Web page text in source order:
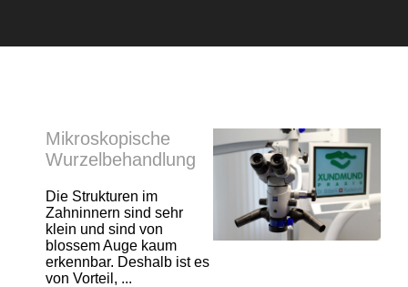
Mikroskopische
Wurzelbehandlung
Die Strukturen im
Zahninnern sind sehr
klein und sind von
blossem Auge kaum
erkennbar. Deshalb ist es
von Vorteil, ...